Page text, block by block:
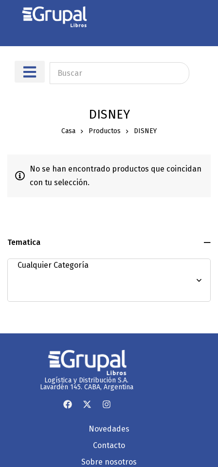
DISNEY
Casa Productos DISNEY
Tematica
No se han encontrado productos que coincidan
con tu selección.
Logística y Distribución S.A.
Lavardén 145. CABA, Argentina
Novedades
Contacto
Sobre nosotros